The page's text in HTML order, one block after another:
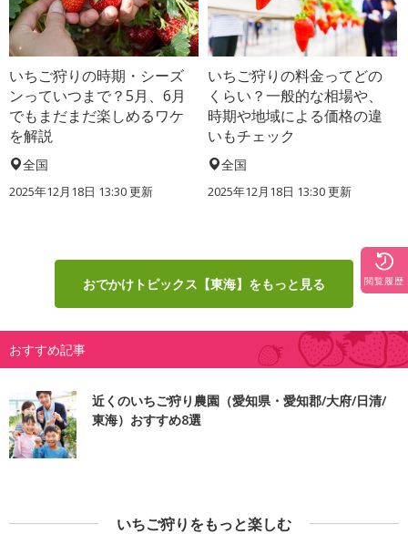
いちご狩りの時期・シーズ
ンっていつまで？5月、6月
でもまだまだ楽しめるワケ
を解説
全国
2025年12月18日 13:30 更新
いちご狩りの料金ってどの
くらい？一般的な相場や、
時期や地域による価格の違
いもチェック
全国
2025年12月18日 13:30 更新
おでかけトピックス【東海】をもっと見る
おすすめ記事
近くのいちご狩り農園（愛知県・愛知郡/大府/日清/
東海）おすすめ8選
いちご狩りをもっと楽しむ
閲覧履歴